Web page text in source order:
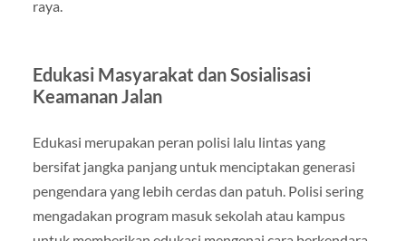
raya.
Edukasi Masyarakat dan Sosialisasi
Keamanan Jalan
Edukasi merupakan peran polisi lalu lintas yang
bersifat jangka panjang untuk menciptakan generasi
pengendara yang lebih cerdas dan patuh. Polisi sering
mengadakan program masuk sekolah atau kampus